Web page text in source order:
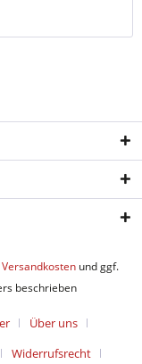
Versandkosten und ggf.
beschrieben
Über uns
Widerrufsrecht